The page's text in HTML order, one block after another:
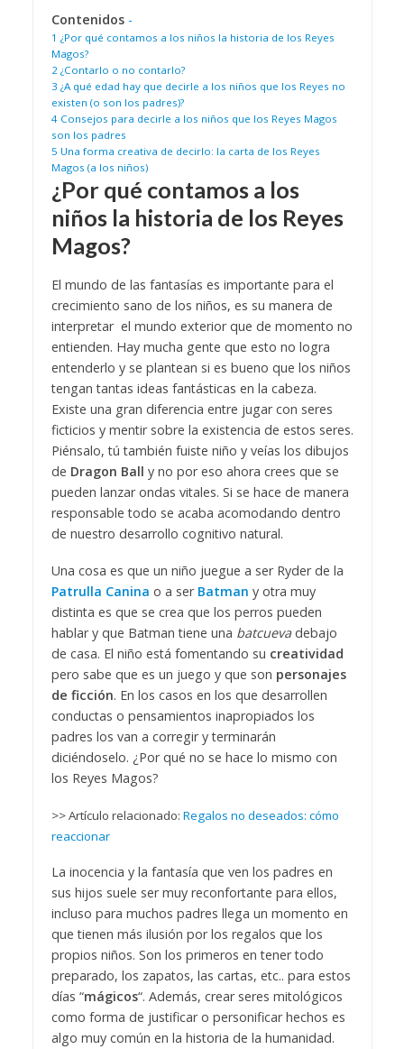
Contenidos -
1 ¿Por qué contamos a los niños la historia de los Reyes
Magos?
2 ¿Contarlo o no contarlo?
3 ¿A qué edad hay que decirle a los niños que los Reyes no
existen (o son los padres)?
4 Consejos para decirle a los niños que los Reyes Magos
son los padres
5 Una forma creativa de decirlo: la carta de los Reyes
Magos (a los niños)
¿Por qué contamos a los
niños la historia de los Reyes
Magos?
El mundo de las fantasías es importante para el
crecimiento sano de los niños, es su manera de
interpretar el mundo exterior que de momento no
entienden. Hay mucha gente que esto no logra
entenderlo y se plantean si es bueno que los niños
tengan tantas ideas fantásticas en la cabeza.
Existe una gran diferencia entre jugar con seres
ficticios y mentir sobre la existencia de estos seres.
Piénsalo, tú también fuiste niño y veías los dibujos
de Dragon Ball y no por eso ahora crees que se
pueden lanzar ondas vitales. Si se hace de manera
responsable todo se acaba acomodando dentro
de nuestro desarrollo cognitivo natural.
Una cosa es que un niño juegue a ser Ryder de la
Patrulla Canina o a ser Batman y otra muy
distinta es que se crea que los perros pueden
hablar y que Batman tiene una batcuevadebajo
de casa. El niño está fomentando su creatividad
pero sabe que es un juego y que son personajes
de ficción. En los casos en los que desarrollen
conductas o pensamientos inapropiados los
padres los van a corregir y terminarán
diciéndoselo. ¿Por qué no se hace lo mismo con
los Reyes Magos?
>> Artículo relacionado: Regalos no deseados: cómo
reaccionar
La inocencia y la fantasía que ven los padres en
sus hijos suele ser muy reconfortante para ellos,
incluso para muchos padres llega un momento en
que tienen más ilusión por los regalos que los
propios niños. Son los primeros en tener todo
preparado, los zapatos, las cartas, etc.. para estos
días “mágicos“. Además, crear seres mitológicos
como forma de justificar o personificar hechos es
algo muy común en la historia de la humanidad.